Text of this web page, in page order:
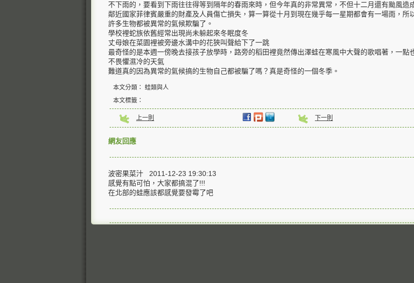
不下雨的，要看到下雨往往得等到隔年的春雨來時，但今年真的非常異常，不但十二月還有颱風造
鄰近國家菲律賓嚴重的財產及人員傷亡損失，算一算從十月到現在幾乎每一星期都會有一場雨，所
許多生物都被異常的氣候欺騙了。
學校裡蛇族依舊經常出現尚未躲起來冬眠度冬
丈母娘在菜園裡被旁邊水溝中的花狹叫聲給下了一跳
最奇怪的是本週一傍晚去接孩子放學時，路旁的稻田裡竟然傳出澤蛙在寒風中大聲的歌唱著，一點
不畏懼濕冷的天氣
難道真的因為異常的氣候搞的生物自己都被騙了嗎？真是奇怪的一個冬季。
本文分類： 蛙類與人
本文標籤：
上一則 下一則
網友回應
波密果菜汁 2011-12-23 19:30:13
感覺有點可怕，大家都搞混了!!!
在北部的蛙應該都感覺要發霉了吧